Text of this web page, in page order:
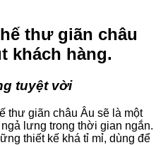
thư giãn châu
khách hàng.
tuyệt vời
thư giãn châu Âu sẽ là một
lưng trong thời gian ngắn.
thiết kế khá tỉ mỉ, dùng để